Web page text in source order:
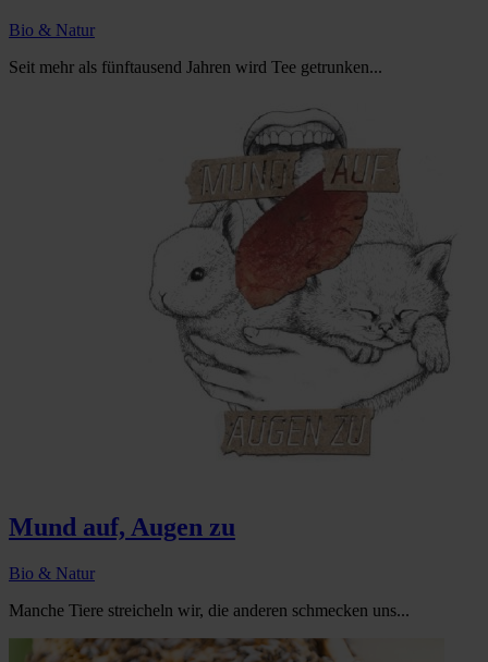
Bio & Natur
Seit mehr als fünftausend Jahren wird Tee getrunken...
Mund auf, Augen zu
Bio & Natur
Manche Tiere streicheln wir, die anderen schmecken uns...